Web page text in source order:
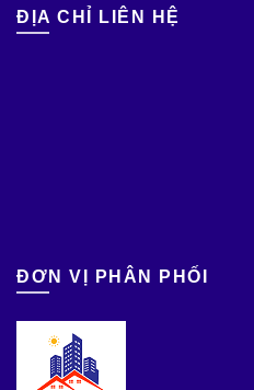
ĐỊA CHỈ LIÊN HỆ
ĐƠN VỊ PHÂN PHỐI